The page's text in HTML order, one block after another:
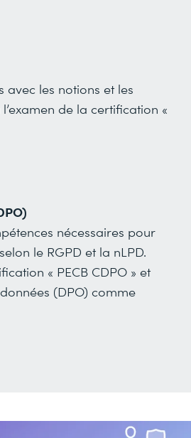
les notions et les
de la certification «
nécessaires pour
le RGPD et la nLPD.
« PECB CDPO » et
(DPO) comme